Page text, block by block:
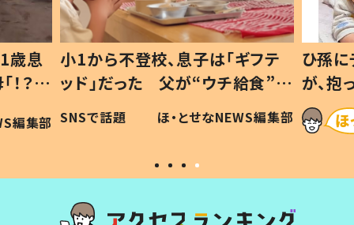
歳息
？」
編集部
小1から不登校、息子は「ギフテ
ッド」だった 父が“ウチ給食”を
作り続ける理由とは #令和の親
#令和の子
SNSで話題 ほ・とせなNEWS編集部
ひ孫
が、
「涙が
い」